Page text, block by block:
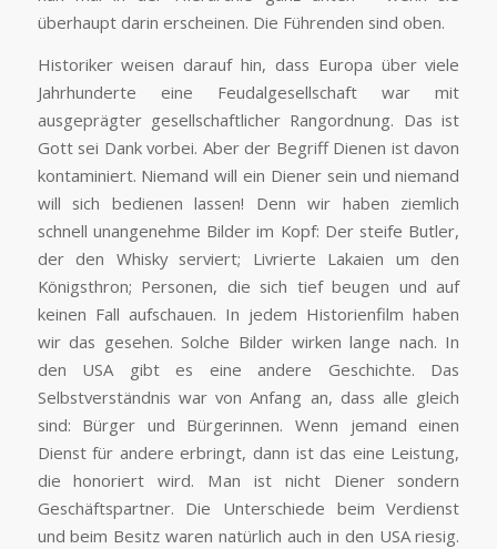
überhaupt darin erscheinen. Die Führenden sind oben.
Historiker weisen darauf hin, dass Europa über viele
Jahrhunderte eine Feudalgesellschaft war mit
ausgeprägter gesellschaftlicher Rangordnung. Das ist
Gott sei Dank vorbei. Aber der Begriff Dienen ist davon
kontaminiert. Niemand will ein Diener sein und niemand
will sich bedienen lassen! Denn wir haben ziemlich
schnell unangenehme Bilder im Kopf: Der steife Butler,
der den Whisky serviert; Livrierte Lakaien um den
Königsthron; Personen, die sich tief beugen und auf
keinen Fall aufschauen. In jedem Historienfilm haben
wir das gesehen. Solche Bilder wirken lange nach. In
den USA gibt es eine andere Geschichte. Das
Selbstverständnis war von Anfang an, dass alle gleich
sind: Bürger und Bürgerinnen. Wenn jemand einen
Dienst für andere erbringt, dann ist das eine Leistung,
die honoriert wird. Man ist nicht Diener sondern
Geschäftspartner. Die Unterschiede beim Verdienst
und beim Besitz waren natürlich auch in den USA riesig.